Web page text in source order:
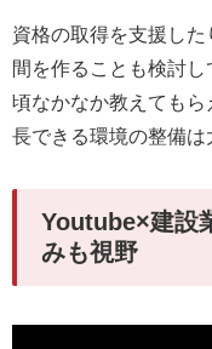
資格の取得を支援し
間を作ることも検討
頃なかなか教えても
長できる環境の整備は
Youtube×建設
みも視野